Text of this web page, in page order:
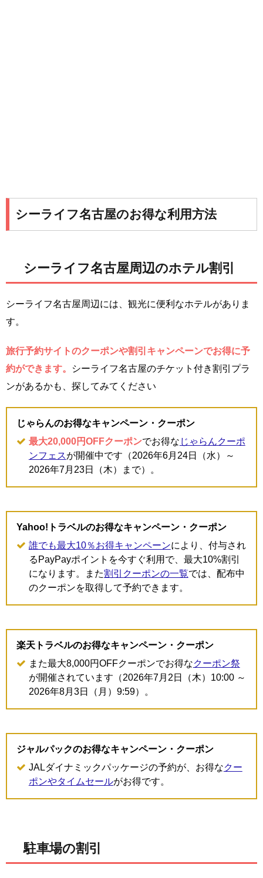
シーライフ名古屋のお得な利用方法
シーライフ名古屋周辺のホテル割引
シーライフ名古屋周辺には、観光に便利なホテルがありま
す。
旅行予約サイトのクーポンや割引キャンペーンでお得に予
約ができます。
シーライフ名古屋のチケット付き割引プラ
ンがあるかも、探してみてください
じゃらんのお得なキャンペーン・クーポン
最大20,000円OFFクーポンでお得な じゃらんクーポ
ンフェスが開催中です（2026年6月24日（水）～
2026年7月23日（木）まで）。
Yahoo!トラベルのお得なキャンペーン・クーポン
誰でも最大10％お得キャンペーンにより、付与され
るPayPayポイントを今すぐ利用で、最大10%割引
になります。また割引クーポンの一覧では、配布中
のクーポンを取得して予約できます。
楽天トラベルのお得なキャンペーン・クーポン
また最大8,000円OFFクーポンでお得なクーポン祭
が開催されています（2026年7月2日（木）10:00 ～
2026年8月3日（月）9:59）。
ジャルパックのお得なキャンペーン・クーポン
JALダイナミックパッケージの予約が、お得なクー
ポンやタイムセールがお得です。
駐車場の割引